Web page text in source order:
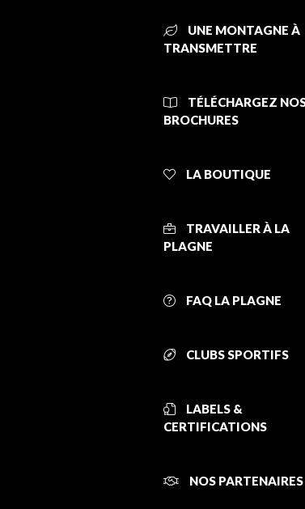
UNE MONTAGNE À
TRANSMETTRE
TÉLÉCHARGEZ
BROCHURES
LA BOUTIQUE
TRAVAILLER À LA
PLAGNE
FAQ LA PLAGNE
CLUBS SPORTIFS
LABELS &
CERTIFICATIONS
NOS PARTENAIRES